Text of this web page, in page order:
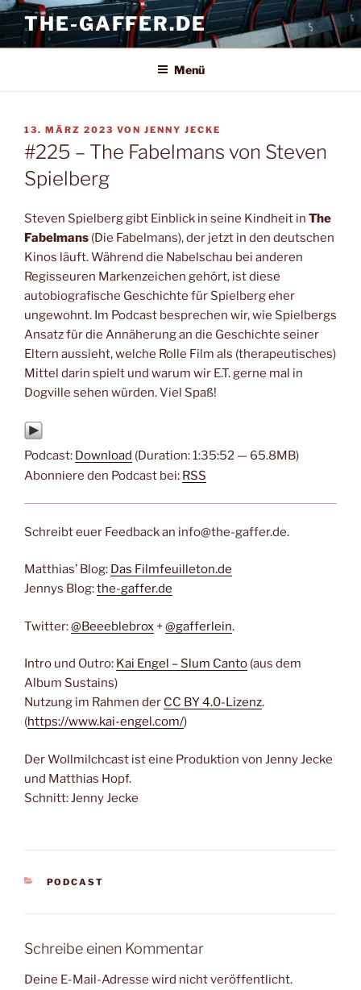
Zum
Inhalt
springen
THE-GAFFER.DE
Menü
VERÖFFENTLICHT
AM
13. MÄRZ 2023 VON JENNY JECKE
#225 – The Fabelmans von Steven
Spielberg
Steven Spielberg gibt Einblick in seine Kindheit in The
Fabelmans (Die Fabelmans), der jetzt in den deutschen
Kinos läuft. Während die Nabelschau bei anderen
Regisseuren Markenzeichen gehört, ist diese
autobiografische Geschichte für Spielberg eher
ungewohnt. Im Podcast besprechen wir, wie Spielbergs
Ansatz für die Annäherung an die Geschichte seiner
Eltern aussieht, welche Rolle Film als (therapeutisches)
Mittel darin spielt und warum wir E.T. gerne mal in
Dogville sehen würden. Viel Spaß!
Podcast: Download (Duration: 1:35:52 — 65.8MB)
Abonniere den Podcast bei: RSS
Schreibt euer Feedback an info@the-gaffer.de.
Matthias’ Blog: Das Filmfeuilleton.de
Jennys Blog:the-gaffer.de
Twitter:@Beeeblebrox +@gafferlein.
Intro und Outro: Kai Engel – Slum Canto (aus dem
Album Sustains)
Nutzung im Rahmen der CC BY 4.0-Lizenz.
(https://www.kai-engel.com/)
Der Wollmilchcast ist eine Produktion von Jenny Jecke
und Matthias Hopf.
Schnitt: Jenny Jecke
KATEGORIEN
PODCAST
Schreibe einen Kommentar
Deine E-Mail-Adresse wird nicht veröffentlicht.